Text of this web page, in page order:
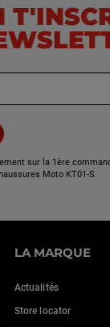
sur la 1ère
Moto KT01-S.
LA MARQUE
Actualités
Store locator